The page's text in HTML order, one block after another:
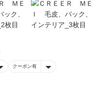
クーポン有